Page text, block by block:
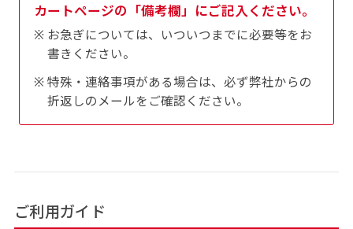
カートページの「備考欄」にご記入ください。
お急ぎについては、いついつまでに必要等をお
書きください。
特殊・連絡事項がある場合は、必ず弊社からの
折返しのメールをご確認ください。
ご利用ガイド
4mまたは5mのポールが必要です。
作成しパイプを入れてその間に紐を通します。壁
際の装飾などにとてもお役立ち！
4mまたは5mのポールが必要です。
作成しパイプを入れてその間に紐を通します。壁
際の装飾などにとてもお役立ち！